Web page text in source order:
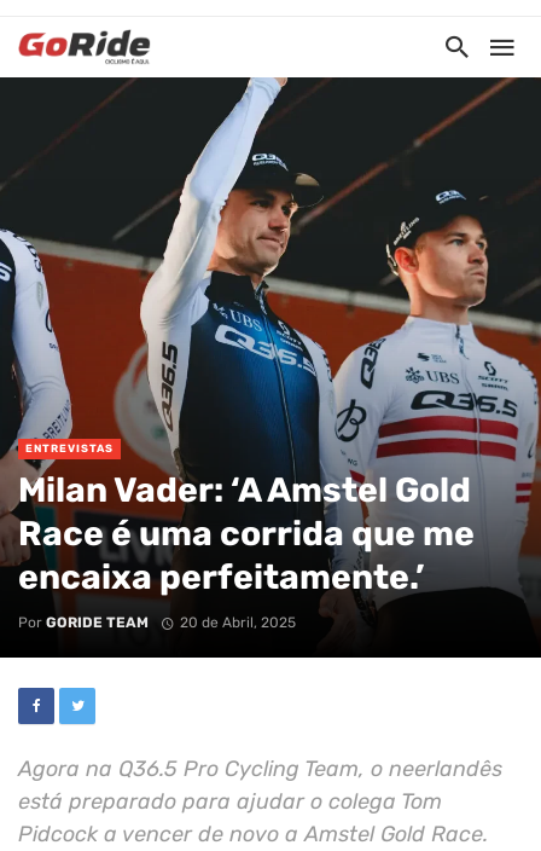
ENTREVISTAS
Milan Vader: ‘A Amstel Gold
Race é uma corrida que me
encaixa perfeitamente.’
Por GORIDE TEAM 20 de Abril, 2025
Agora na Q36.5 Pro Cycling Team, o neerlandês
está preparado para ajudar o colega Tom
Pidcock a vencer de novo a Amstel Gold Race.